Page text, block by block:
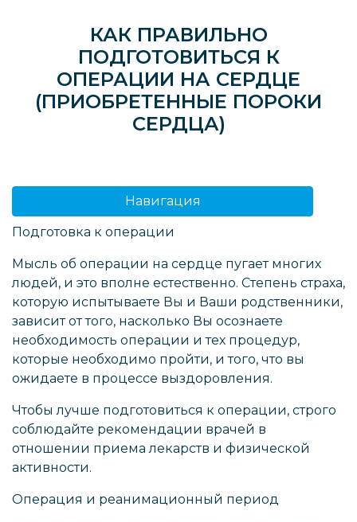
КАК ПРАВИЛЬНО
ПОДГОТОВИТЬСЯ К
ОПЕРАЦИИ НА СЕРДЦЕ
(ПРИОБРЕТЕННЫЕ ПОРОКИ
СЕРДЦА)
Навигация
Подготовка к операции
Мысль об операции на сердце пугает многих
людей, и это вполне естественно. Степень страха,
которую испытываете Вы и Ваши родственники,
зависит от того, насколько Вы осознаете
необходимость операции и тех процедур,
которые необходимо пройти, и того, что вы
ожидаете в процессе выздоровления.
Чтобы лучше подготовиться к операции, строго
соблюдайте рекомендации врачей в
отношении приема лекарств и физической
активности.
Операция и реанимационный период